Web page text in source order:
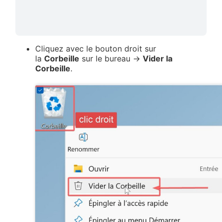
Cliquez avec le bouton droit sur
laCorbeille sur le bureau →Vider la
Corbeille.